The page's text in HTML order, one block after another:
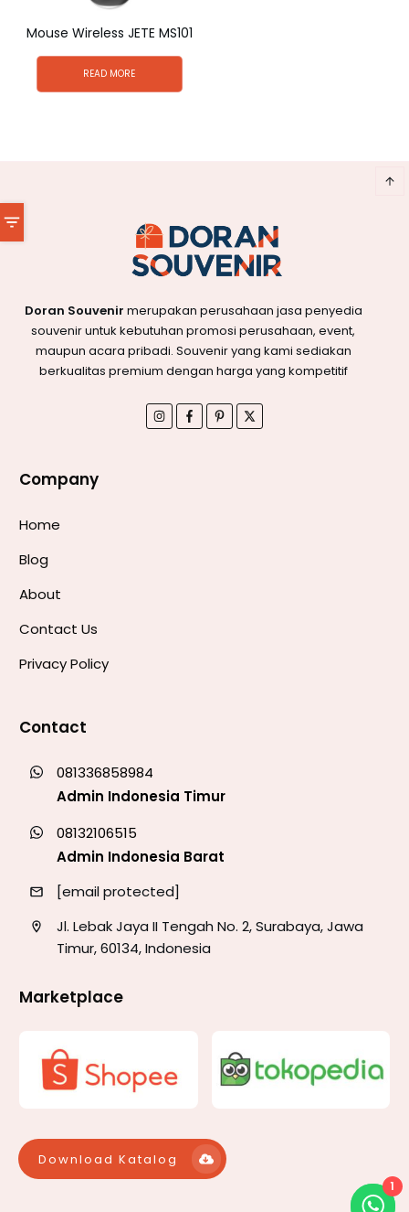
Mouse Wireless JETE MS101
READ MORE
Doran Souvenir merupakan perusahaan jasa penyedia
souvenir untuk kebutuhan promosi perusahaan, event,
maupun acara pribadi. Souvenir yang kami sediakan
berkualitas premium dengan harga yang kompetitif
Company
Home
Blog
About
Contact Us
Privacy Policy
Contact
081336858984
Admin Indonesia Timur
08132106515
Admin Indonesia Barat
[email protected]
Jl. Lebak Jaya II Tengah No. 2, Surabaya, Jawa
Timur, 60134, Indonesia
Marketplace
Download Katalog
1